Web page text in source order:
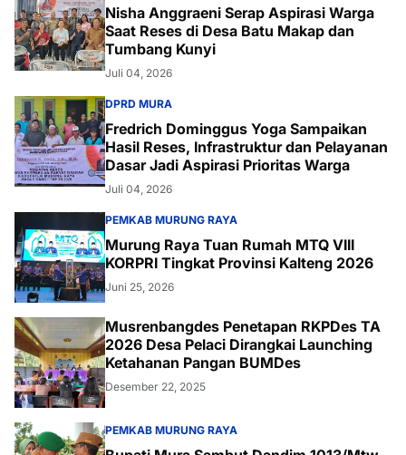
Nisha Anggraeni Serap Aspirasi Warga
Saat Reses di Desa Batu Makap dan
Tumbang Kunyi
Juli 04, 2026
DPRD MURA
Fredrich Dominggus Yoga Sampaikan
Hasil Reses, Infrastruktur dan Pelayanan
Dasar Jadi Aspirasi Prioritas Warga
Juli 04, 2026
PEMKAB MURUNG RAYA
Murung Raya Tuan Rumah MTQ VIII
KORPRI Tingkat Provinsi Kalteng 2026
Juni 25, 2026
Musrenbangdes Penetapan RKPDes TA
2026 Desa Pelaci Dirangkai Launching
Ketahanan Pangan BUMDes
Desember 22, 2025
PEMKAB MURUNG RAYA